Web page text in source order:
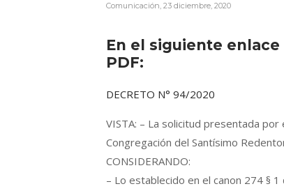
Comunicación, 23 diciembre, 2020
En el siguiente
PDF:
DECRETO N° 94/2020
VISTA: – La solicitud presentada por
Congregación del Santísimo
CONSIDERANDO:
– Lo establecido en el canon 274 §